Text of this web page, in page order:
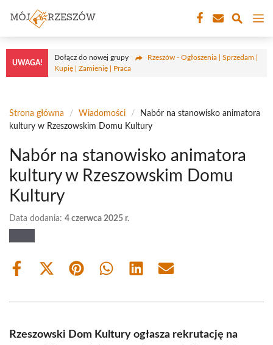
treści
UWAGA!
Dołącz do nowej grupy
Rzeszów - Ogłoszenia | Sprzedam |
Kupię | Zamienię | Praca
Strona główna / Wiadomości /
Nabór na stanowisko animatora
kultury w Rzeszowskim Domu Kultury
Nabór na stanowisko animatora
kultury w Rzeszowskim Domu
Kultury
Data dodania: 4 czerwca 2025 r.
Share
Share
(Twitter)
Share Share Share Share
Rzeszowski Dom Kultury ogłasza rekrutację na